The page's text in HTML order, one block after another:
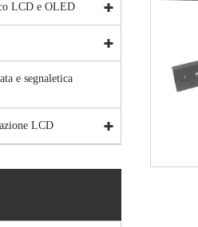
LCD e OLED
e segnaletica
LCD